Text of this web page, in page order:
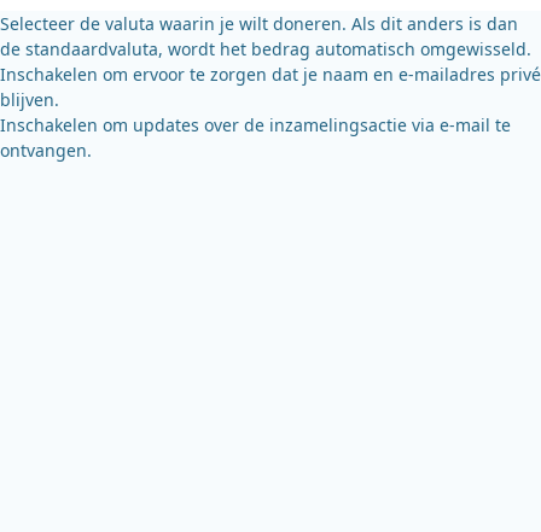
k
Selecteer de valuta waarin je wilt doneren. Als dit anders is dan
de standaardvaluta, wordt het bedrag automatisch omgewisseld.
Inschakelen om ervoor te zorgen dat je naam en e-mailadres privé
blijven.
Inschakelen om updates over de inzamelingsactie via e-mail te
ontvangen.